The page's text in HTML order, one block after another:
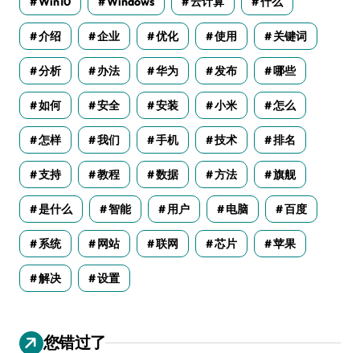
介绍 企业 优化 使用 关键词
分析 办法 华为 发布 哪些
如何 安全 安装 小米 怎么
怎样 我们 手机 技术 排名
支持 教程 数据 方法 旗舰
是什么 智能 用户 电脑 百度
系统 网站 联网 芯片 苹果
解决 设置
您错过了